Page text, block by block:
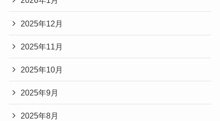
2025年12月
2025年11月
2025年10月
2025年9月
2025年8月